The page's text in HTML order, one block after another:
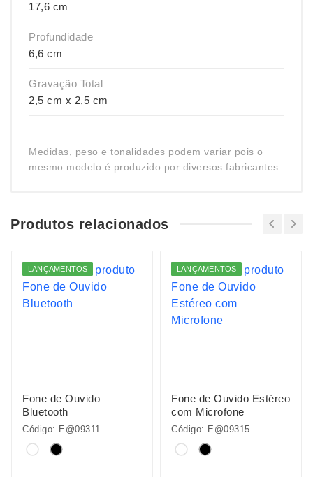
17,6 cm
Profundidade
6,6 cm
Gravação Total
2,5 cm x 2,5 cm
Medidas, peso e tonalidades podem variar pois o
mesmo modelo é produzido por diversos fabricantes.
Produtos relacionados
LANÇAMENTOS
Fone de Ouvido
Bluetooth
Código: E@09311
LANÇAMENTOS
Fone de Ouvido Estéreo
com Microfone
Código: E@09315